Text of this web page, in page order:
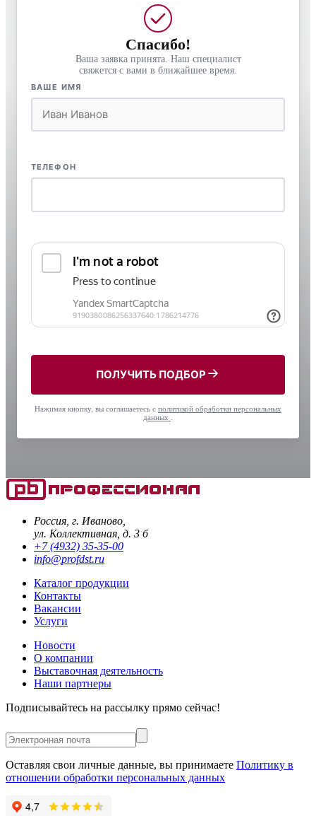
Спасибо!
Ваша заявка принята. Наш специалист
свяжется с вами в ближайшее время.
ВАШЕ ИМЯ
ТЕЛЕФОН
ПОЛУЧИТЬ ПОДБОР
Нажимая кнопку, вы соглашаетесь с политикой обработки персональных
данных
Россия, г. Иваново,
ул. Коллективная, д. 3 б
+7 (4932) 35-35-00
info@profdst.ru
Каталог продукции
Контакты
Вакансии
Услуги
Новости
О компании
Выставочная деятельность
Наши партнеры
Подписывайтесь на рассылку прямо сейчас!
Оставляя свои личные данные, вы принимаете Политику в
отношении обработки персональных данных